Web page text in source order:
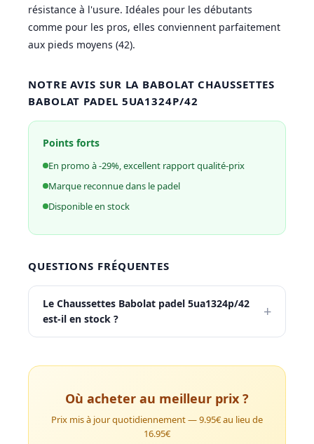
résistance à l'usure. Idéales pour les débutants
comme pour les pros, elles conviennent parfaitement
aux pieds moyens (42).
NOTRE AVIS SUR LA BABOLAT CHAUSSETTES
BABOLAT PADEL 5UA1324P/42
Points forts
En promo à -29%, excellent rapport qualité-prix
Marque reconnue dans le padel
Disponible en stock
QUESTIONS FRÉQUENTES
Le Chaussettes Babolat padel 5ua1324p/42
est-il en stock ?
+
Où acheter au meilleur prix ?
Prix mis à jour quotidiennement — 9.95€ au lieu de
16.95€